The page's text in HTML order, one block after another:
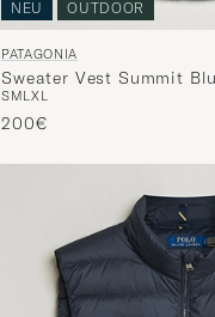
NEU OUTDOOR
PATAGONIA
Sweater Vest Summit
SMLXL
200€